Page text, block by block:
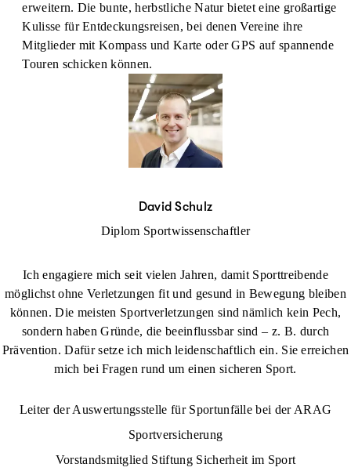
erweitern. Die bunte, herbstliche Natur bietet eine großartige
Kulisse für Entdeckungsreisen, bei denen Vereine ihre
Mitglieder mit Kompass und Karte oder GPS auf spannende
Touren schicken können.
David Schulz
Diplom Sportwissenschaftler
Ich engagiere mich seit vielen Jahren, damit Sporttreibende
möglichst ohne Verletzungen fit und gesund in Bewegung bleiben
können. Die meisten Sportverletzungen sind nämlich kein Pech,
sondern haben Gründe, die beeinflussbar sind – z. B. durch
Prävention. Dafür setze ich mich leidenschaftlich ein. Sie erreichen
mich bei Fragen rund um einen sicheren Sport.
Leiter der Auswertungsstelle für Sportunfälle bei der ARAG
Sportversicherung
Vorstandsmitglied Stiftung Sicherheit im Sport